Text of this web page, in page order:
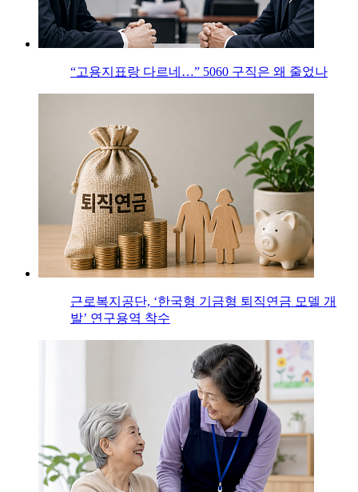
“고용지표랑 다르네…” 5060 구직은 왜 줄었나
근로복지공단, ‘한국형 기금형 퇴직연금 모델 개
발’ 연구용역 착수